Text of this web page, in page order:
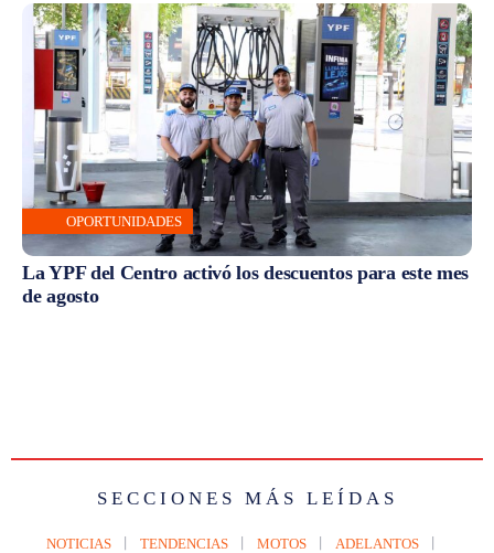
OPORTUNIDADES
La YPF del Centro activó los descuentos para este mes
de agosto
SECCIONES MÁS LEÍDAS
NOTICIAS TENDENCIAS MOTOS ADELANTOS